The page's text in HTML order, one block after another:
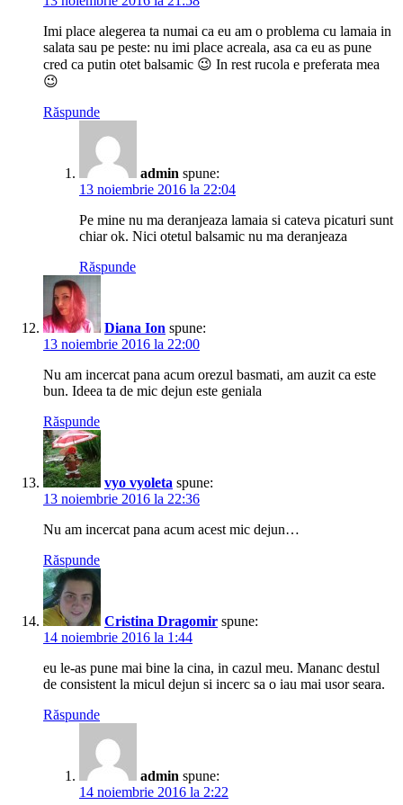
Imi place alegerea ta numai ca eu am o problema cu lamaia in
salata sau pe peste: nu imi place acreala, asa ca eu as pune
cred ca putin otet balsamic 😉 In rest rucola e preferata mea
😉
Răspunde
admin spune:
13 noiembrie 2016 la 22:04
Pe mine nu ma deranjeaza lamaia si cateva picaturi sunt
chiar ok. Nici otetul balsamic nu ma deranjeaza
Răspunde
Diana Ion spune:
13 noiembrie 2016 la 22:00
Nu am incercat pana acum orezul basmati, am auzit ca este
bun. Ideea ta de mic dejun este geniala
Răspunde
vyo vyoleta spune:
13 noiembrie 2016 la 22:36
Nu am incercat pana acum acest mic dejun…
Răspunde
Cristina Dragomir spune:
14 noiembrie 2016 la 1:44
eu le-as pune mai bine la cina, in cazul meu. Mananc destul
de consistent la micul dejun si incerc sa o iau mai usor seara.
Răspunde
admin spune:
14 noiembrie 2016 la 2:22